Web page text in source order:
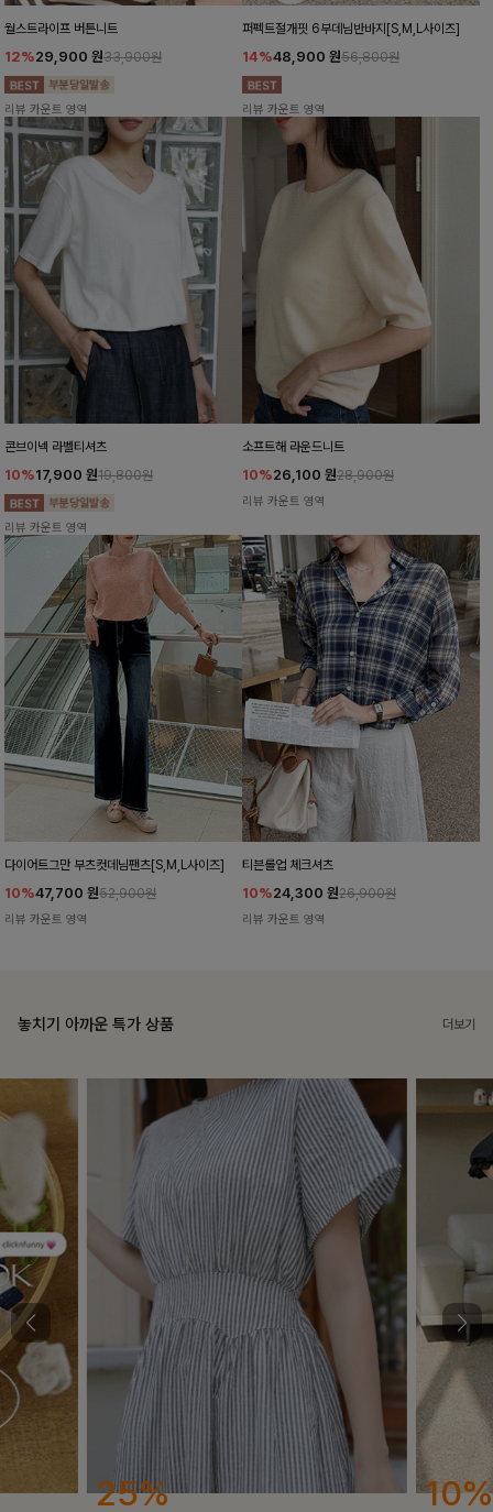
월스트라이프 버튼니트
12%29,900 원33,900원
리뷰 카운트 영역
퍼펙트절개핏 6부데님반바지[S,M,L사이즈]
14%48,900 원56,800원
리뷰 카운트 영역
콘브이넥 라벨티셔츠
10%17,900 원19,800원
리뷰 카운트 영역
소프트해 라운드니트
10%26,100 원28,900원
리뷰 카운트 영역
다이어트그만 부츠컷데님팬츠[S,M,L사이즈]
10%47,700 원52,900원
리뷰 카운트 영역
티븐롤업 체크셔츠
10%24,300 원26,900원
리뷰 카운트 영역
놓치기 아까운 특가 상품 더보기
10% 18%